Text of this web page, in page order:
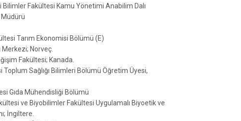
Fakültesi Kamu Yönetimi Anabilim Dalı
Müdürü
Tarım Ekonomisi Bölümü (E)
Norveç.
Fakültesi; Kanada.
Sağlığı Bilimleri Bölümü Öğretim Üyesi,
Gıda Mühendisliği Bölümü
ve Biyobilimler Fakültesi Uygulamalı Biyoetik ve
İngiltere.